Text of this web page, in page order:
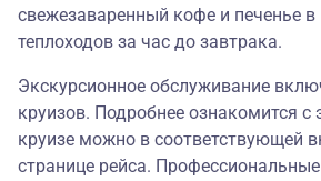
свежезаваренный кофе и печенье
теплоходов за час до завтрака.
Экскурсионное обслуживание
круизов. Подробнее ознакомится с
круизе можно в соответствующей
странице рейса.